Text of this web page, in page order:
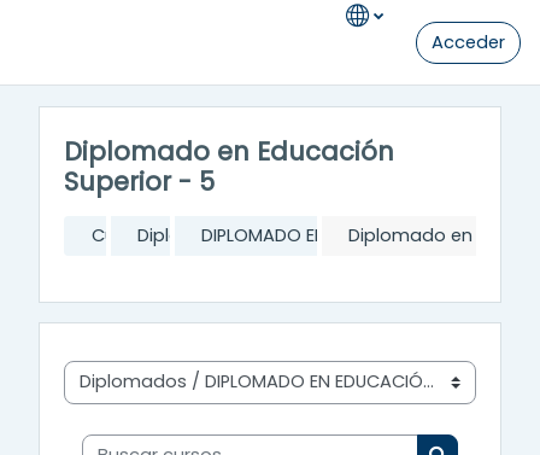
Acceder
Diplomado en Educación
Superior - 5
CursosDiplomadosDIPLOMADO EN EDUCACIÓN SUPERIOR
Diplomado en
Categorías
Buscar cursos